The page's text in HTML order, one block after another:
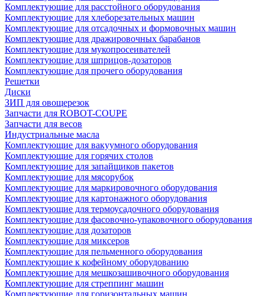
Комплектующие для расстойного оборудования
Комплектующие для хлеборезательных машин
Комплектующие для отсадочных и формовочных машин
Комплектующие для дражировочных барабанов
Комплектующие для мукопросеивателей
Комплектующие для шприцов-дозаторов
Комплектующие для прочего оборудования
Решетки
Диски
ЗИП для овощерезок
Запчасти для ROBOT-COUPE
Запчасти для весов
Индустриальные масла
Комплектующие для вакуумного оборудования
Комплектующие для горячих столов
Комплектующие для запайщиков пакетов
Комплектующие для мясорубок
Комплектующие для маркировочного оборудования
Комплектующие для картонажного оборудования
Комплектующие для термоусадочного оборудования
Комплектующие для фасовочно-упаковочного оборудования
Комплектующие для дозаторов
Комплектующие для миксеров
Комплектующие для пельменного оборудования
Комплектующие к кофейному оборудованию
Комплектующие для мешкозашивочного оборудования
Комплектующие для стреппинг машин
Комплектующие для горизонтальных машин